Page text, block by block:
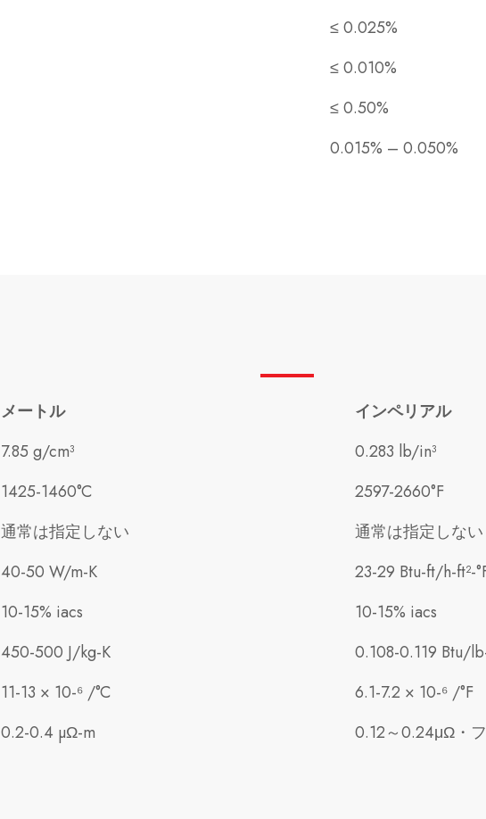
≤ 0.025%
≤ 0.010%
≤ 0.50%
0.015% – 0.050%
メートル
インペリアル
7.85 g/cm³
0.283 lb/in³
1425-1460°C
2597-2660°F
通常は指定しない
通常は指定しない
40-50 W/m-K
23-29 Btu-ft/h-ft²-
10-15% iacs
10-15% iacs
450-500 J/kg-K
0.108-0.119 Btu/
11-13 × 10-⁶ /°C
6.1-7.2 × 10-⁶ /°F
0.2-0.4 µΩ-m 0.12～0.24μΩ・